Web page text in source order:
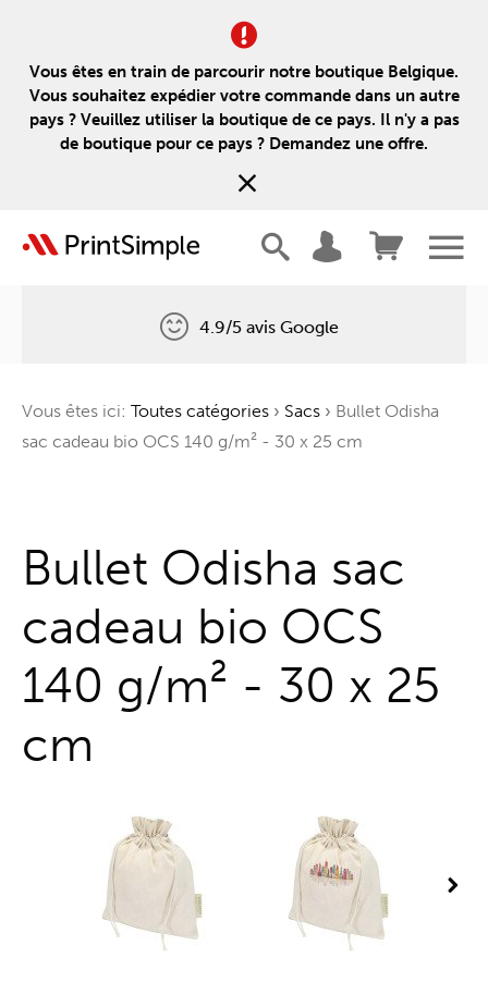
Vous êtes en train de parcourir notre boutique Belgique.
Vous souhaitez expédier votre commande dans un autre
pays ? Veuillez utiliser la boutique de ce pays. Il n'y a pas
de boutique pour ce pays ? Demandez une offre.
Un arbre pour chaque commande
4.9/5 avis Google
Vous êtes ici: Toutes catégories › Sacs › Bullet Odisha
sac cadeau bio OCS 140 g/m² - 30 x 25 cm
Bullet Odisha sac
cadeau bio OCS
140 g/m² - 30 x 25
cm